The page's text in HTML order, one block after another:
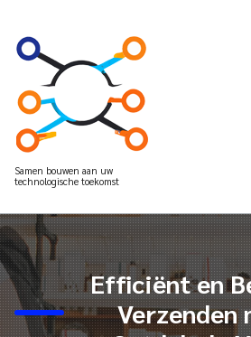
Samen bouwen aan uw
technologische toekomst
Efficiënt en
Verzenden